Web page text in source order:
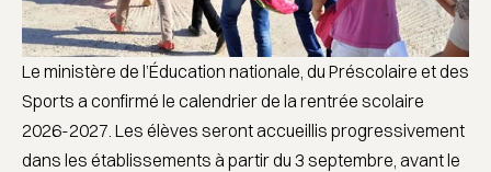
Le ministère de l’Éducation nationale, du Préscolaire et des
Sports a confirmé le calendrier de la rentrée scolaire
2026-2027. Les élèves seront accueillis progressivement
dans les établissements à partir du 3 septembre, avant le